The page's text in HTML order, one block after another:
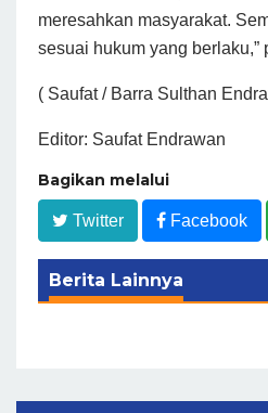
meresahkan masyarakat.
sesuai hukum yang berlaku,”
( Saufat / Barra Sulthan
Editor: Saufat Endrawan
Bagikan melalui
Twitter Facebook
Berita Lainnya